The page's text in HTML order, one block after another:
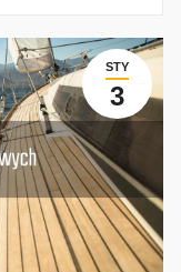
STY
3